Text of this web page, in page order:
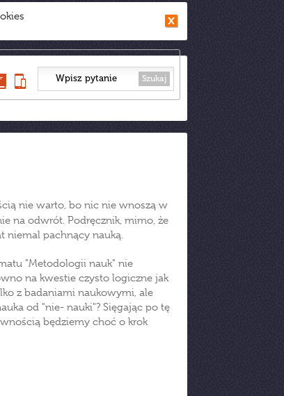
Szukaj
nie warto, bo nic nie wnoszą w
na odwrót. Podręcznik, mimo, że
niemal pachnący nauką.
"Metodologii nauk" nie
na kwestie czysto logiczne jak
z badaniami naukowymi, ale
od "nie- nauki"? Sięgając po tę
będziemy choć o krok